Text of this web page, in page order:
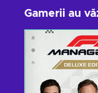
Gamerii au